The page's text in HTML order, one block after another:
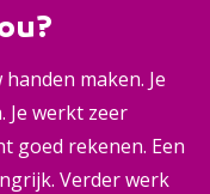
van een voorman
eigenmaken. Je
Je werkt zeer
goed rekenen. Een
Verder werk